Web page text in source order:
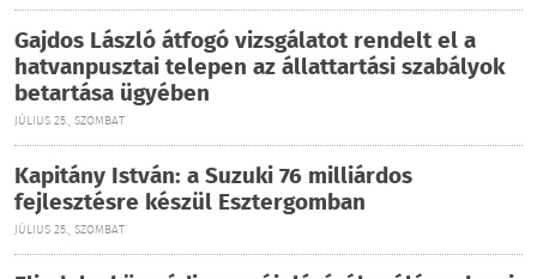
Gajdos László átfogó vizsgálatot rendelt el a
hatvanpusztai telepen az állattartási szabályok
betartása ügyében
JÚLIUS 25., SZOMBAT
Kapitány István: a Suzuki 76 milliárdos
fejlesztésre készül Esztergomban
JÚLIUS 25., SZOMBAT